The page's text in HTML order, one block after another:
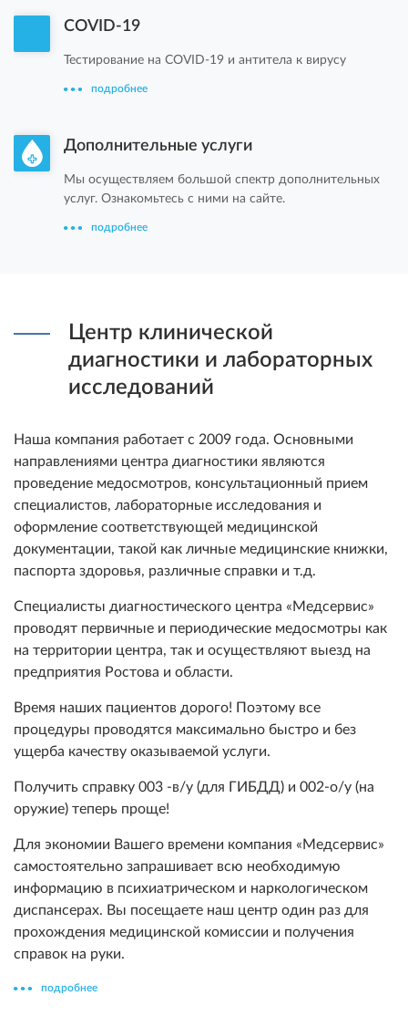
COVID-19
Тестирование на COVID-19 и антитела к вирусу
подробнее
Дополнительные услуги
Мы осуществляем большой спектр дополнительных
услуг. Ознакомьтесь с ними на сайте.
подробнее
Центр клинической
диагностики и лабораторных
исследований
Наша компания работает с 2009 года. Основными
направлениями центра диагностики являются
проведение медосмотров, консультационный прием
специалистов, лабораторные исследования и
оформление соответствующей медицинской
документации, такой как личные медицинские книжки,
паспорта здоровья, различные справки и т.д.
Специалисты диагностического центра «Медсервис»
проводят первичные и периодические медосмотры как
на территории центра, так и осуществляют выезд на
предприятия Ростова и области.
Время наших пациентов дорого! Поэтому все
процедуры проводятся максимально быстро и без
ущерба качеству оказываемой услуги.
Получить справку 003 -в/у (для ГИБДД) и 002-о/у (на
оружие) теперь проще!
Для экономии Вашего времени компания «Медсервис»
самостоятельно запрашивает всю необходимую
информацию в психиатрическом и наркологическом
диспансерах. Вы посещаете наш центр один раз для
прохождения медицинской комиссии и получения
справок на руки.
подробнее